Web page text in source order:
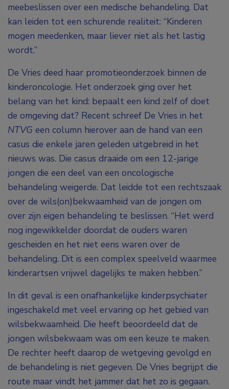
meebeslissen over een medische behandeling. Dat
kan leiden tot een schurende realiteit: “Kinderen
mogen meedenken, maar liever niet als het lastig
wordt.”
De Vries deed haar promotieonderzoek binnen de
kinderoncologie. Het onderzoek ging over het
belang van het kind: bepaalt een kind zelf of doet
de omgeving dat? Recent schreef De Vries in het
NTVG een column hierover aan de hand van een
casus die enkele jaren geleden uitgebreid in het
nieuws was. Die casus draaide om een 12-jarige
jongen die een deel van een oncologische
behandeling weigerde. Dat leidde tot een rechtszaak
over de wils(on)bekwaamheid van de jongen om
over zijn eigen behandeling te beslissen. “Het werd
nog ingewikkelder doordat de ouders waren
gescheiden en het niet eens waren over de
behandeling. Dit is een complex speelveld waarmee
kinderartsen vrijwel dagelijks te maken hebben.”
In dit geval is een onafhankelijke kinderpsychiater
ingeschakeld met veel ervaring op het gebied van
wilsbekwaamheid. Die heeft beoordeeld dat de
jongen wilsbekwaam was om een keuze te maken.
De rechter heeft daarop de wetgeving gevolgd en
de behandeling is niet gegeven. De Vries begrijpt die
route maar vindt het jammer dat het zo is gegaan.